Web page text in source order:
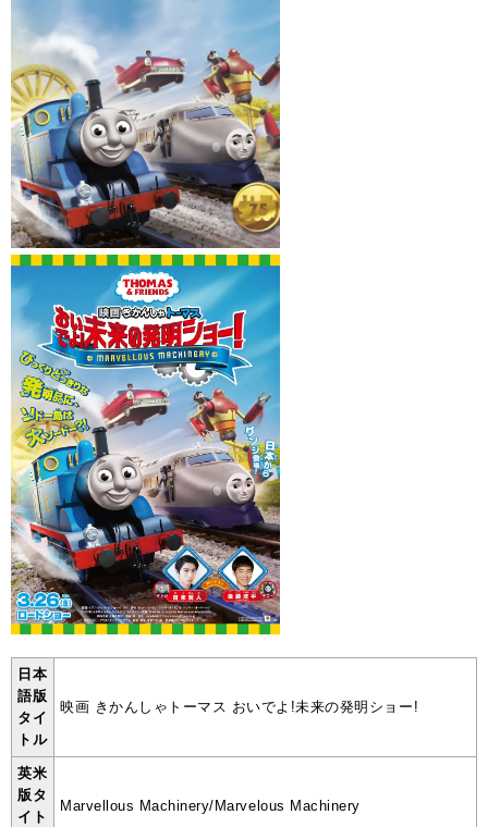
日本
語版
タイ
トル
映画 きかんしゃトーマス おいでよ!未来の発明ショー!
英米
版タ
イト
Marvellous Machinery/Marvelous Machinery